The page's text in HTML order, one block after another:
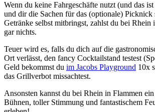
Wenn du keine Fahrgeschäfte nutzt (und das
und dir die Sachen für das (optionale) Picknick
Getränke selbst mitbringst, zahlst du bei Rhein
gar nichts.
Teuer wird es, falls du dich auf die
Ort verlässt, den fancy Cocktailstand testest
Geld bekommst du im Jacobs Playground 10x
das Grillverbot missachtest.
Ansonsten kannst du bei Rhein in Flammen
Bühnen, toller Stimmung und fantastischem